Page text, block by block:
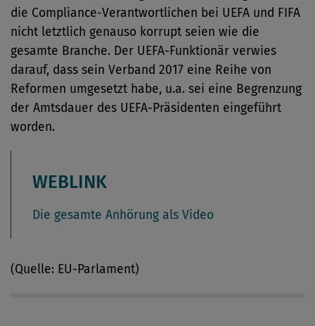
die Compliance-Verantwortlichen bei UEFA und FIFA
nicht letztlich genauso korrupt seien wie die
gesamte Branche. Der UEFA-Funktionär verwies
darauf, dass sein Verband 2017 eine Reihe von
Reformen umgesetzt habe, u.a. sei eine Begrenzung
der Amtsdauer des UEFA-Präsidenten eingeführt
worden.
WEBLINK
Die gesamte Anhörung als Video
(Quelle: EU-Parlament)